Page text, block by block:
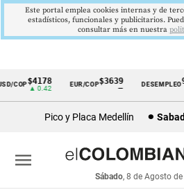
Cintillo
económicos
Colombia
COP$4178
▲ 0.42
EUR/COP$3639 DESEMPLEO
▼
Pico y Placa Medellín
Sábado, 8 de Agosto
menu
Este portal emplea cookies internas y de
estadísticos, funcionales y publicitarios.
consultar más en nuestra